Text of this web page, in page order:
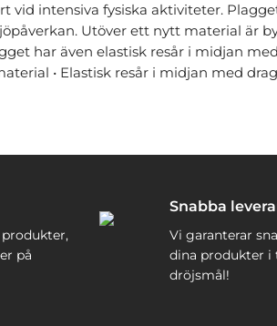
vid intensiva fysiska aktiviteter.
Utöver ett nytt material är
har även elastisk resår i midjan
• Elastisk resår i midjan med
på
Snabba
Vi garanterar
dina produkter i
dröjsmål!